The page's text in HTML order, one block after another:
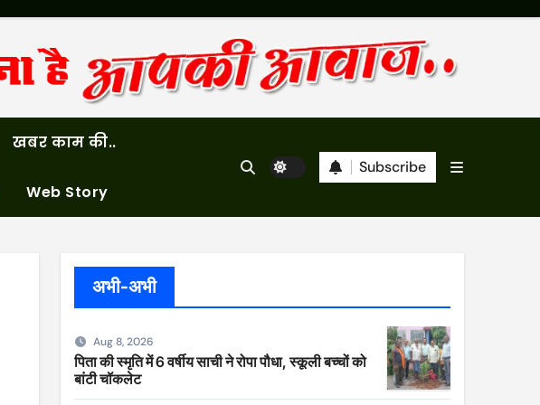
खबर काम की..
Web Story
Subscribe
अभी-अभी
Aug 8, 2026
पिता की स्मृति में 6 वर्षीय साची ने रोपा पौधा, स्कूली बच्चों को
बांटी चॉकलेट